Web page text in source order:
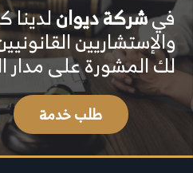
فيشركة ديوانلدينا
والإستشاريين
لك المشورة على مدار
طلب خدمة